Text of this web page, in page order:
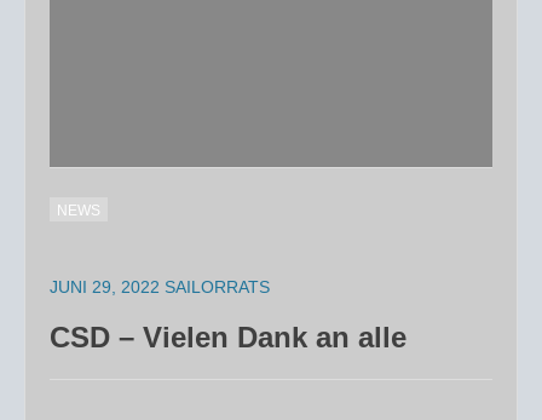
NEWS
JUNI 29, 2022 SAILORRATS
CSD – Vielen Dank an alle